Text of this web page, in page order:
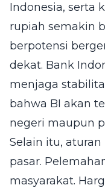
Indonesia, serta
rupiah semakin
berpotensi
dekat. Bank
menjaga
bahwa BI akan
negeri maupun
Selain itu,
pasar.
masyarakat.